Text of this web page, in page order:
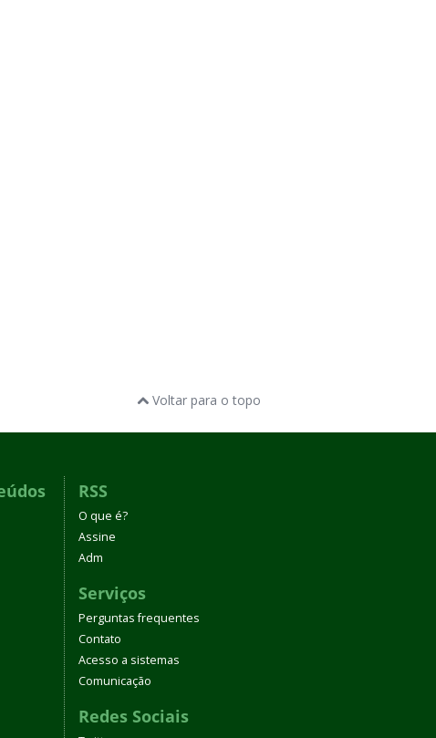
Voltar para o topo
RSS
O que é?
Assine
Adm
Serviços
Perguntas frequentes
Contato
Acesso a sistemas
Comunicação
Redes Sociais